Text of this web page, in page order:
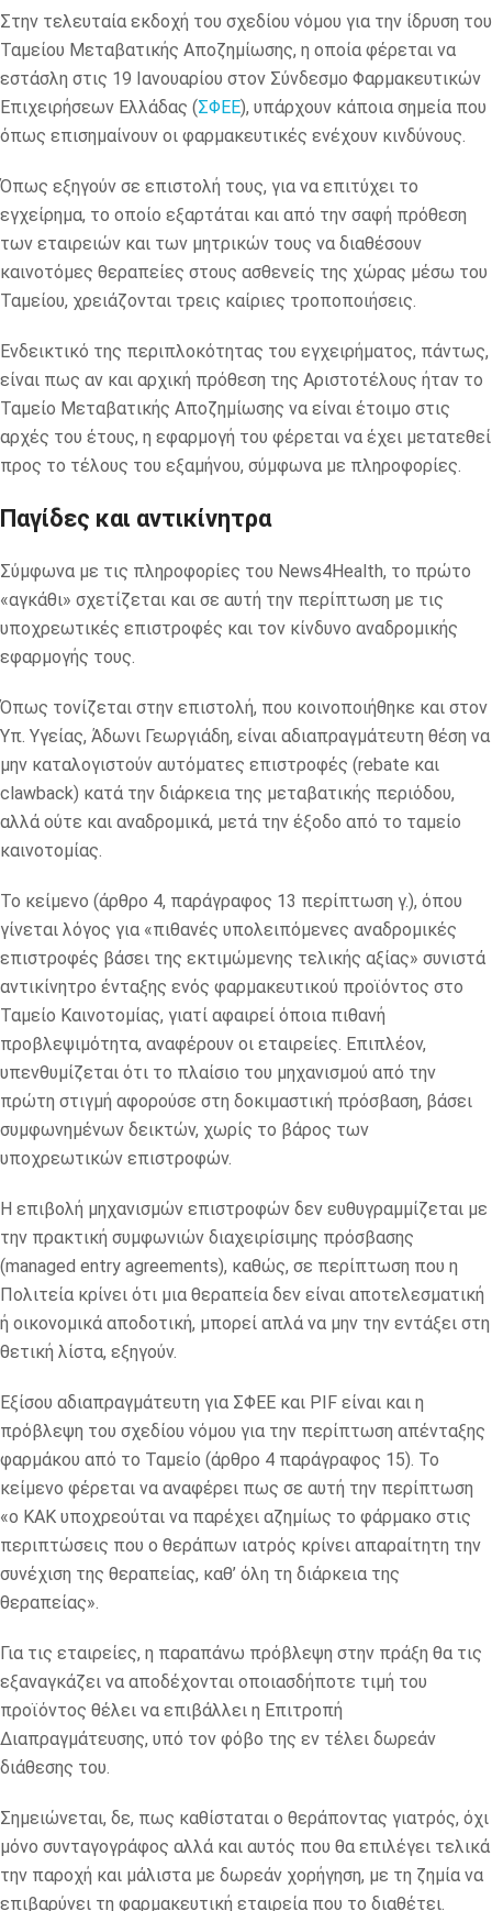
Στην τελευταία εκδοχή του σχεδίου νόμου για την ίδρυση του
Ταμείου Μεταβατικής Αποζημίωσης, η οποία φέρεται να
εστάσλη στις 19 Ιανουαρίου στον Σύνδεσμο Φαρμακευτικών
Επιχειρήσεων Ελλάδας (ΣΦΕΕ), υπάρχουν κάποια σημεία που
όπως επισημαίνουν οι φαρμακευτικές ενέχουν κινδύνους.
Όπως εξηγούν σε επιστολή τους, για να επιτύχει το
εγχείρημα, το οποίο εξαρτάται και από την σαφή πρόθεση
των εταιρειών και των μητρικών τους να διαθέσουν
καινοτόμες θεραπείες στους ασθενείς της χώρας μέσω του
Ταμείου, χρειάζονται τρεις καίριες τροποποιήσεις.
Ενδεικτικό της περιπλοκότητας του εγχειρήματος, πάντως,
είναι πως αν και αρχική πρόθεση της Αριστοτέλους ήταν το
Ταμείο Μεταβατικής Αποζημίωσης να είναι έτοιμο στις
αρχές του έτους, η εφαρμογή του φέρεται να έχει μετατεθεί
προς το τέλους του εξαμήνου, σύμφωνα με πληροφορίες.
Παγίδες και αντικίνητρα
Σύμφωνα με τις πληροφορίες του News4Health, το πρώτο
«αγκάθι» σχετίζεται και σε αυτή την περίπτωση με τις
υποχρεωτικές επιστροφές και τον κίνδυνο αναδρομικής
εφαρμογής τους.
Όπως τονίζεται στην επιστολή, που κοινοποιήθηκε και στον
Υπ. Υγείας, Άδωνι Γεωργιάδη, είναι αδιαπραγμάτευτη θέση να
μην καταλογιστούν αυτόματες επιστροφές (rebate και
clawback) κατά την διάρκεια της μεταβατικής περιόδου,
αλλά ούτε και αναδρομικά, μετά την έξοδο από το ταμείο
καινοτομίας.
Το κείμενο (άρθρο 4, παράγραφος 13 περίπτωση γ.), όπου
γίνεται λόγος για «πιθανές υπολειπόμενες αναδρομικές
επιστροφές βάσει της εκτιμώμενης τελικής αξίας» συνιστά
αντικίνητρο ένταξης ενός φαρμακευτικού προϊόντος στο
Ταμείο Καινοτομίας, γιατί αφαιρεί όποια πιθανή
προβλεψιμότητα, αναφέρουν οι εταιρείες. Επιπλέον,
υπενθυμίζεται ότι το πλαίσιο του μηχανισμού από την
πρώτη στιγμή αφορούσε στη δοκιμαστική πρόσβαση, βάσει
συμφωνημένων δεικτών, χωρίς το βάρος των
υποχρεωτικών επιστροφών.
Η επιβολή μηχανισμών επιστροφών δεν ευθυγραμμίζεται με
την πρακτική συμφωνιών διαχειρίσιμης πρόσβασης
(managed entry agreements), καθώς, σε περίπτωση που η
Πολιτεία κρίνει ότι μια θεραπεία δεν είναι αποτελεσματική
ή οικονομικά αποδοτική, μπορεί απλά να μην την εντάξει στη
θετική λίστα, εξηγούν.
Εξίσου αδιαπραγμάτευτη για ΣΦΕΕ και PIF είναι και η
πρόβλεψη του σχεδίου νόμου για την περίπτωση απένταξης
φαρμάκου από το Ταμείο (άρθρο 4 παράγραφος 15). Το
κείμενο φέρεται να αναφέρει πως σε αυτή την περίπτωση
«ο ΚΑΚ υποχρεούται να παρέχει αζημίως το φάρμακο στις
περιπτώσεις που ο θεράπων ιατρός κρίνει απαραίτητη την
συνέχιση της θεραπείας, καθ’ όλη τη διάρκεια της
θεραπείας».
Για τις εταιρείες, η παραπάνω πρόβλεψη στην πράξη θα τις
εξαναγκάζει να αποδέχονται οποιασδήποτε τιμή του
προϊόντος θέλει να επιβάλλει η Επιτροπή
Διαπραγμάτευσης, υπό τον φόβο της εν τέλει δωρεάν
διάθεσης του.
Σημειώνεται, δε, πως καθίσταται ο θεράποντας γιατρός, όχι
μόνο συνταγογράφος αλλά και αυτός που θα επιλέγει τελικά
την παροχή και μάλιστα με δωρεάν χορήγηση, με τη ζημία να
επιβαρύνει τη φαρμακευτική εταιρεία που το διαθέτει.